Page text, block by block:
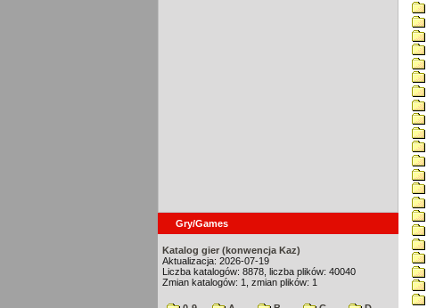
Gry/Games
Katalog gier (konwencja Kaz)
Aktualizacja: 2026-07-19
Liczba katalogów: 8878, liczba plików: 40040
Zmian katalogów: 1, zmian plików: 1